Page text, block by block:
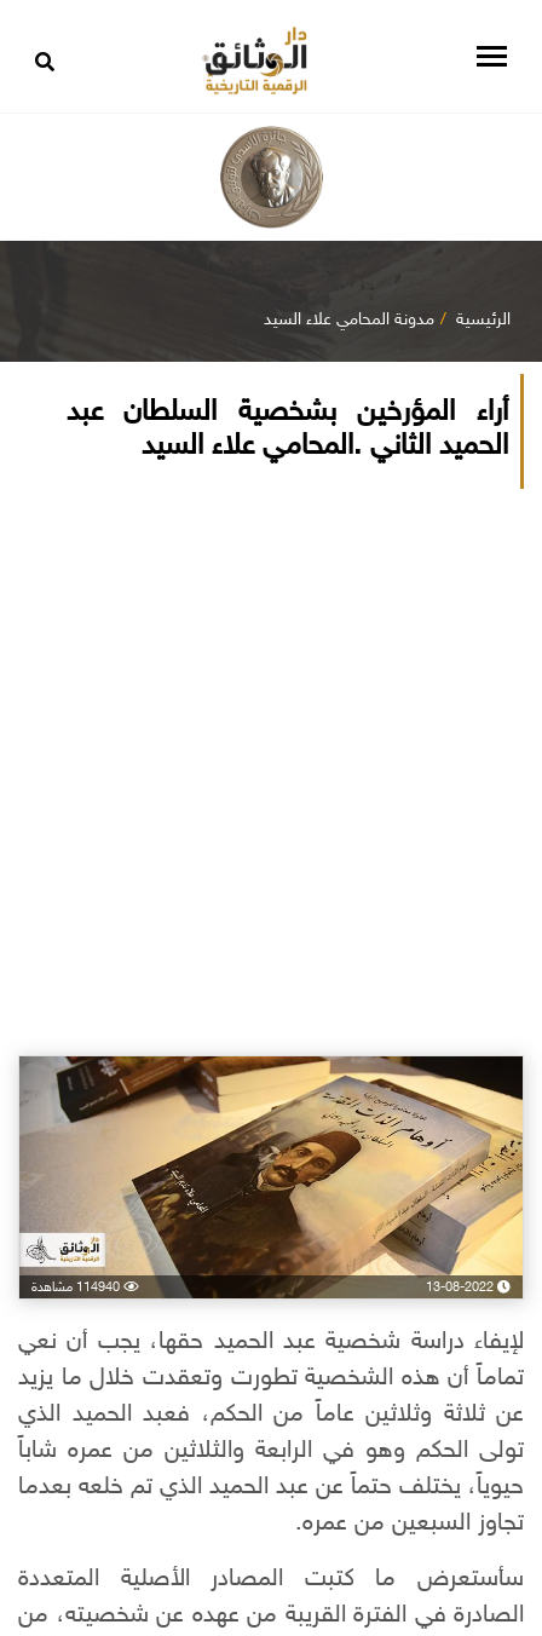
الرئيسية مدونة المحامي علاء السيد
أراء المؤرخين بشخصية السلطان عبد
الحميد الثاني .المحامي علاء السيد
13-08-2022 114940 مشاهدة
لإيفاء دراسة شخصية عبد الحميد حقها، يجب أن نعي
تماماً أن هذه الشخصية تطورت وتعقدت خلال ما يزيد
عن ثلاثة وثلاثين عاماً من الحكم، فعبد الحميد الذي
تولى الحكم وهو في الرابعة والثلاثين من عمره شاباً
حيوياً،يختلف حتماً عن عبد الحميد الذي تم خلعه بعدما
تجاوز السبعين من عمره.
سأستعرض ما كتبت المصادر الأصلية المتعددة
الصادرة في الفترة القريبة من عهده عن شخصيته، من